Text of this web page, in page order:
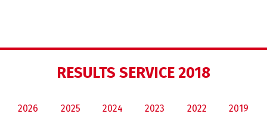
RESULTS SERVICE 2018
2026 2025 2024 2023 2022 2019